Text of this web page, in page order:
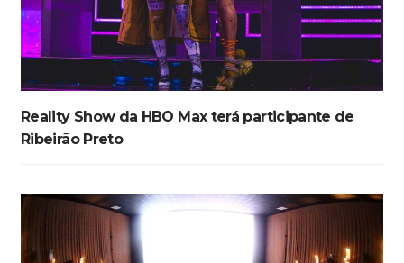
Reality Show da HBO Max terá participante de
Ribeirão Preto